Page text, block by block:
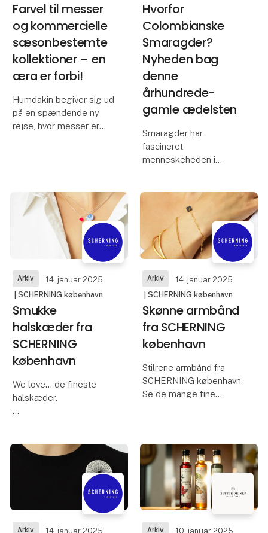
Farvel til messer
og kommercielle
sæsonbestemte
kollektioner – en
æra er forbi!
Humdakin begiver sig ud
på en spændende ny
rejse, hvor messer er
Hos Humdakin er de
begejstrede for at
meddele, at de st
Hvorfor
Colombianske
Smaragder?
Nyheden bag
denne
århundrede-
gamle ædelsten
Smaragder har
fascineret
menneskeheden i
pryde royale kroner i
både gammel og
moderne historie. På
trods af deres berømte
fortid er smaragder dog
Arkiv
14. januar 2025
| SCHERNING københavn
Smukke
halskæder fra
SCHERNING
københavn
We love... de fineste
halskæder.
også kan møde teamet
københavn, Designer
Mette Scherning og
direktør Stine Dalgas.
Arkiv
14. januar 2025
| SCHERNING københavn
Skønne armbånd
fra SCHERNING
københavn
Stilrene armbånd fra
SCHERNING københavn.
Se de mange fine
Arkiv 14. januar 2025 Arkiv 10. januar 2025